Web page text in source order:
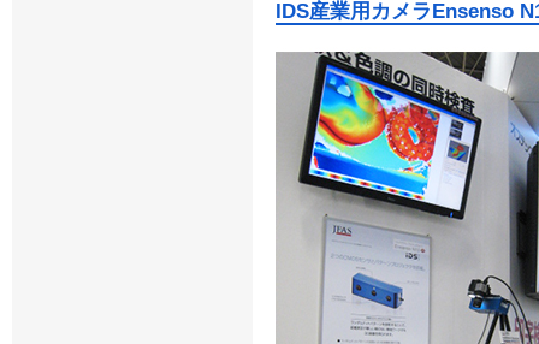
IDS産業用カメラEnsenso